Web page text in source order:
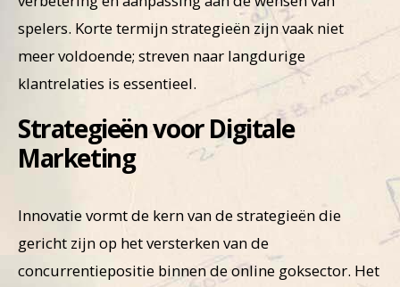
spelers. Korte termijn strategieën zijn vaak niet
meer voldoende; streven naar langdurige
klantrelaties is essentieel.
Strategieën voor Digitale
Marketing
Innovatie vormt de kern van de strategieën die
gericht zijn op het versterken van de
concurrentiepositie binnen de online goksector. Het